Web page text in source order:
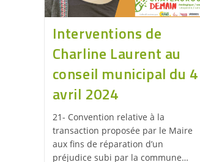
Interventions de
Charline Laurent au
conseil municipal du 4
avril 2024
21- Convention relative à la
transaction proposée par le Maire
aux fins de réparation d’un
préjudice subi par la commune…